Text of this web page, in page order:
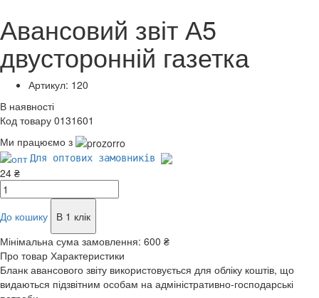
Авансовий звіт А5
двусторонній газетка
Артикул: 120
В наявності
Код товару 0131601
Ми працюємо з
Для оптових замовників
24 ₴
До кошику
В 1 клік
Мінімальна сума замовлення: 600 ₴
Про товар Характеристики
Бланк авансового звіту використовується для обліку коштів, що
видаються підзвітним особам на адміністративно-господарські